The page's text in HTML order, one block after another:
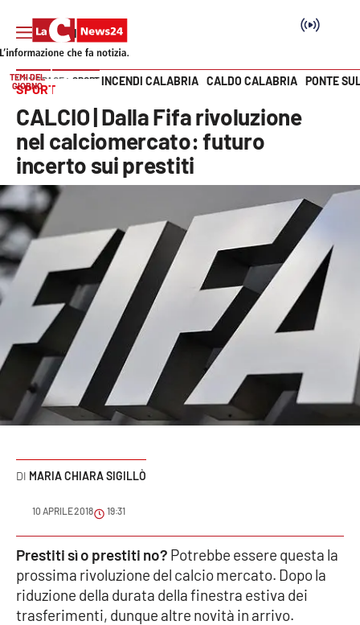
SEZIONI
Cronaca
Politica
Attualità
Economia e lavoro
Italia Mondo
Sanità
Sport
Meteo
Editoriali
Vai
TEMI DEL
GIORNO
INCENDI CALABRIA CALDO CALABRIA PONTE
HOME PAGE SPORT
SPORT
CALCIO | Dalla Fifa rivoluzione
nel calciomercato: futuro
incerto sui prestiti
MARIA CHIARA SIGILLÒ
10 APRILE 2018 19:31
Prestiti sì o prestiti no? Potrebbe essere questa la
prossima rivoluzione del calcio mercato. Dopo la
riduzione della durata della finestra estiva dei
trasferimenti, dunque altre novità in arrivo.